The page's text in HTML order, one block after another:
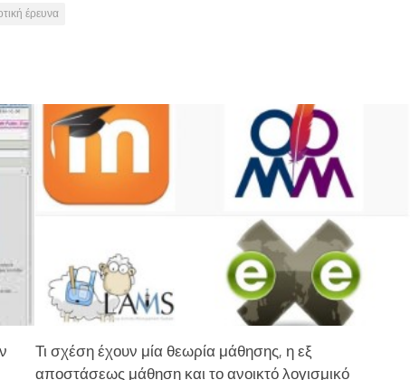
έρευνα
Τι σχέση έχουν μία θεωρία μάθησης, η εξ
αποστάσεως μάθηση και το ανοικτό λογισμικό